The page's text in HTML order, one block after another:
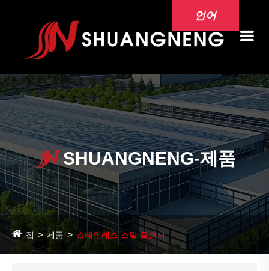
언어
SHUANGNENG-제품
집 제품 스테인레스 스틸 플랜지